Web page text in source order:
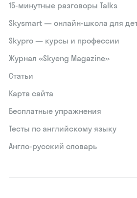
15‑минутные разговоры Talks
Skysmart — онлайн-школа для
Skypro — курсы и профессии
Журнал «Skyeng Magazine»
Статьи
Карта сайта
Бесплатные упражнения
Тесты по английскому языку
Англо-русский словарь